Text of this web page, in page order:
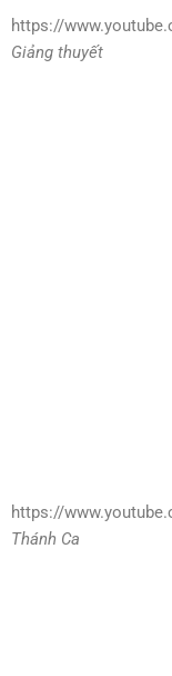
https://
Giảng thuyết
https://
Thánh Ca